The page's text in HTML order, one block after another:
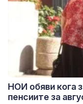
НОИ обяви кога
пенсиите за